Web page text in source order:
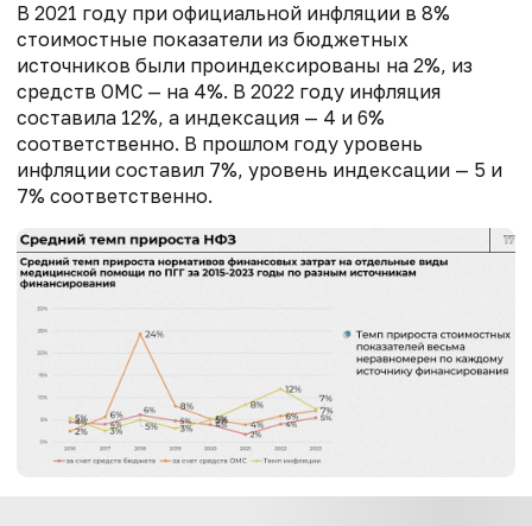
В 2021 году при официальной инфляции в 8%
стоимостные показатели из бюджетных
источников были проиндексированы на 2%, из
средств ОМС — на 4%. В 2022 году инфляция
составила 12%, а индексация — 4 и 6%
соответственно. В прошлом году уровень
инфляции составил 7%, уровень индексации — 5 и
7% соответственно.